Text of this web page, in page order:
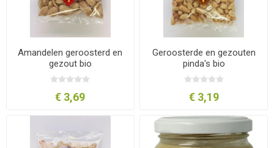
Amandelen geroosterd en
gezout bio
€ 3,69
Geroosterde en gezouten
pinda's bio
€ 3,19